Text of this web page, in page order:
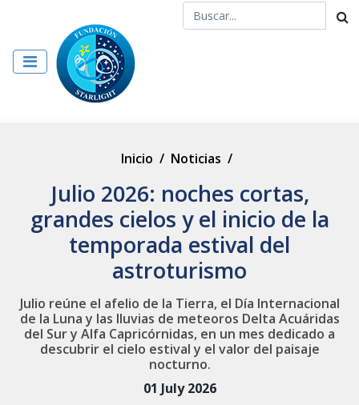
Inicio / Noticias /
Julio 2026: noches cortas,
grandes cielos y el inicio de la
temporada estival del
astroturismo
Julio reúne el afelio de la Tierra, el Día Internacional
de la Luna y las lluvias de meteoros Delta Acuáridas
del Sur y Alfa Capricórnidas, en un mes dedicado a
descubrir el cielo estival y el valor del paisaje
nocturno.
01 July 2026